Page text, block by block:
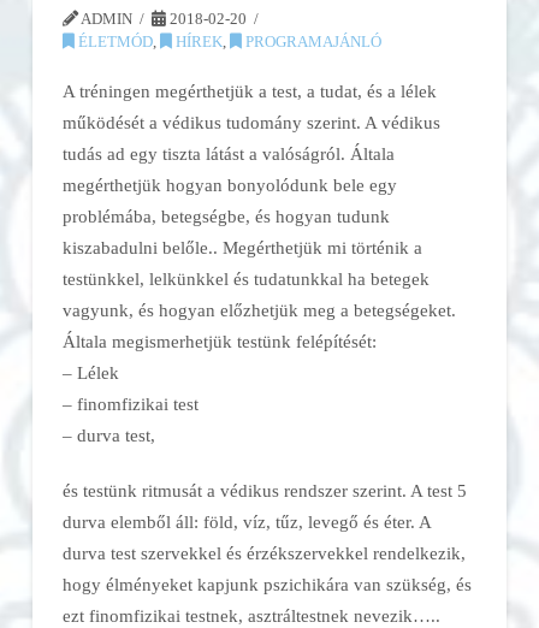
ADMIN
2018-02-20
ÉLETMÓD, HÍREK, PROGRAMAJÁNLÓ
A tréningen megérthetjük a test, a tudat, és a lélek
működését a védikus tudomány szerint. A védikus
tudás ad egy tiszta látást a valóságról. Általa
megérthetjük hogyan bonyolódunk bele egy
problémába, betegségbe, és hogyan tudunk
kiszabadulni belőle.. Megérthetjük mi történik a
testünkkel, lelkünkkel és tudatunkkal ha betegek
vagyunk, és hogyan előzhetjük meg a betegségeket.
Általa megismerhetjük testünk felépítését:
– Lélek
– finomfizikai test
– durva test,
és testünk ritmusát a védikus rendszer szerint. A test 5
durva elemből áll: föld, víz, tűz, levegő és éter. A
durva test szervekkel és érzékszervekkel rendelkezik,
hogy élményeket kapjunk pszichikára van szükség, és
ezt finomfizikai testnek, asztráltestnek nevezik…..